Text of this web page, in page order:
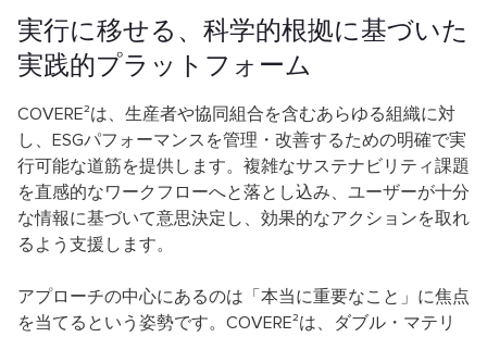
実行に移せる、科学的根拠に基づいた
実践的プラットフォーム
COVERE²は、生産者や協同組合を含むあらゆる組織に対
し、ESGパフォーマンスを管理・改善するための明確で実
行可能な道筋を提供します。複雑なサステナビリティ課題
を直感的なワークフローへと落とし込み、ユーザーが十分
な情報に基づいて意思決定し、効果的なアクションを取れ
るよう支援します。
アプローチの中心にあるのは「本当に重要なこと」に焦点
を当てるという姿勢です。COVERE²は、ダブル・マテリ